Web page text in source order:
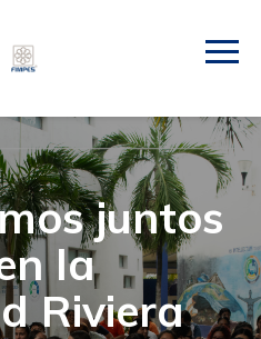
juntos
la
Riviera